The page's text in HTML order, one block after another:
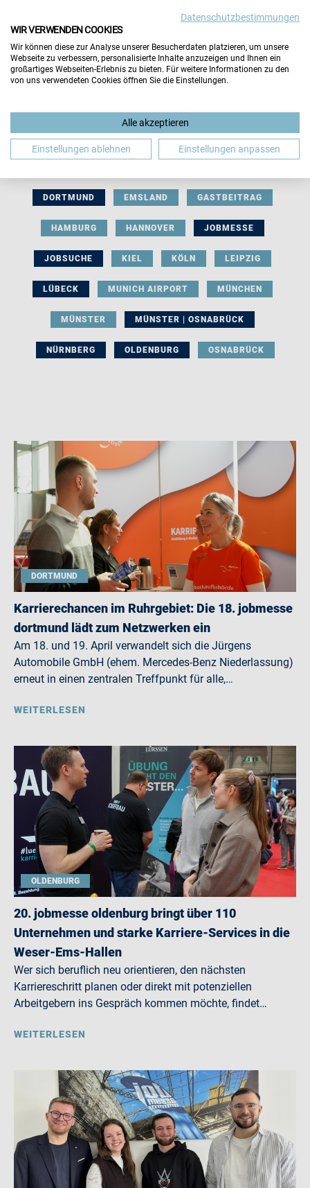
BERUFLICHE ORIENTIERUNG BEWERBUNG
DORTMUND EMSLAND GASTBEITRAG
HAMBURG HANNOVER JOBMESSE
JOBSUCHE KIEL KÖLN LEIPZIG
LÜBECK MUNICH AIRPORT MÜNCHEN
MÜNSTER MÜNSTER | OSNABRÜCK
NÜRNBERG OLDENBURG OSNABRÜCK
DORTMUND
Karrierechancen im Ruhrgebiet: Die 18. jobmesse
dortmund lädt zum Netzwerken ein
Am 18. und 19. April verwandelt sich die Jürgens
Automobile GmbH (ehem. Mercedes-Benz Niederlassung)
erneut in einen zentralen Treffpunkt für alle,…
WEITERLESEN
OLDENBURG
20. jobmesse oldenburg bringt über 110
Unternehmen und starke Karriere-Services in die
Weser-Ems-Hallen
Wer sich beruflich neu orientieren, den nächsten
Karriereschritt planen oder direkt mit potenziellen
Arbeitgebern ins Gespräch kommen möchte, findet…
WEITERLESEN
Datenschutzbestimmungen
WIR VERWENDEN COOKIES
Wir können diese zur Analyse unserer Besucherdaten platzieren, um unsere
Webseite zu verbessern, personalisierte Inhalte anzuzeigen und Ihnen ein
großartiges Webseiten-Erlebnis zu bieten. Für weitere Informationen zu den
von uns verwendeten Cookies öffnen Sie die Einstellungen.
Alle akzeptieren
Einstellungen ablehnen Einstellungen anpassen